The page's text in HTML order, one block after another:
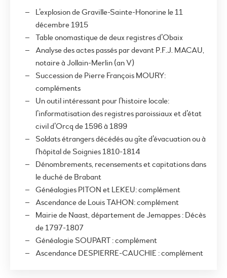
L’explosion de Graville-Sainte-Honorine le 11
décembre 1915
Table onomastique de deux registres d’Obaix
Analyse des actes passés par devant P.F.J. MACAU,
notaire à Jollain-Merlin (an V)
Succession de Pierre François MOURY:
compléments
Un outil intéressant pour l’histoire locale:
l’informatisation des registres paroissiaux et d’état
civil d’Orcq de 1596 à 1899
Soldats étrangers décédés au gîte d’évacuation ou à
l’hôpital de Soignies 1810-1814
Dénombrements, recensements et capitations dans
le duché de Brabant
Généalogies PITON et LEKEU: complément
Ascendance de Louis TAHON: complément
Mairie de Naast, département de Jemappes : Décès
de 1797-1807
Généalogie SOUPART : complément
Ascendance DESPIERRE-CAUCHIE : complément